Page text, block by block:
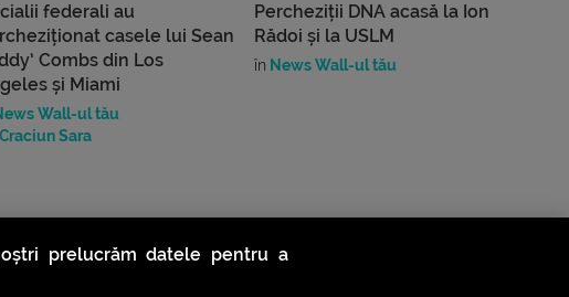
federali au
casele lui Sean
Combs din Los
și Miami
Wall-ul tău
Craciun Sara
Percheziții DNA acasă la Ion
Rădoi și la USLM
în News Wall-ul tău
prelucrăm datele pentru a